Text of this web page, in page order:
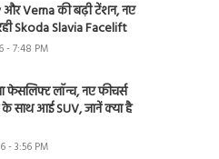
Verna की बढ़ी टेंशन, नए
Skoda Slavia Facelift
- 7:48 PM
फेसलिफ्ट लॉन्च, नए फीचर्स
के साथ आई SUV, जानें क्या है
- 3:56 PM